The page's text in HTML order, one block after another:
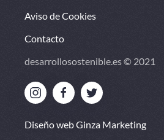
Aviso de Cookies
Contacto
desarrollosostenible.es © 2021
Diseño web Ginza Marketing